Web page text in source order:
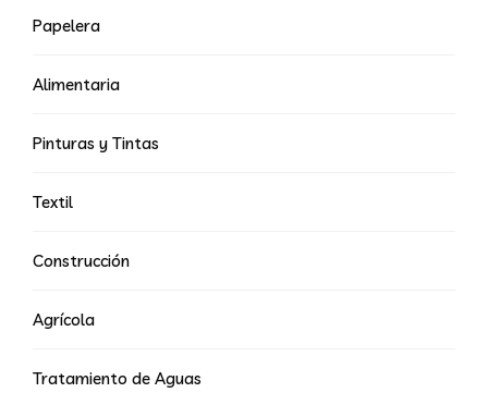
Papelera
Alimentaria
Pinturas y Tintas
Textil
Construcción
Agrícola
Tratamiento de Aguas